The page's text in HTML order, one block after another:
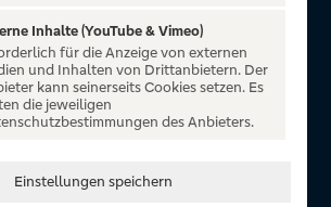
Volksbanken Raiffeisenbanken. Auf
Portal finden Sie Tickets für
Musicals und Shows, die
sowie die Champions League und die
mit
Inhalte (YouTube & Vimeo)
für die Anzeige von externen
und Inhalten von Drittanbietern. Der
kann seinerseits Cookies setzen. Es
die jeweiligen
des Anbieters.
Einstellungen speichern